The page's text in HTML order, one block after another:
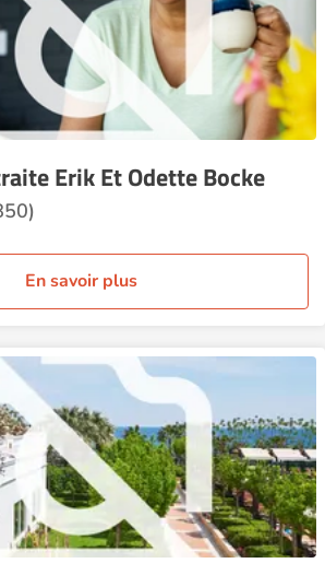
Erik Et Odette Bocke
En savoir plus